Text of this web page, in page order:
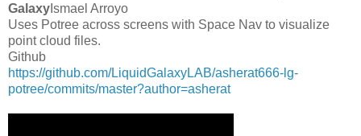
Galaxy Ismael Arroyo
Uses Potree across screens with Space Nav to visualize
point cloud files.
Github
https://github.com/LiquidGalaxyLAB/asherat666-lg-
potree/commits/master?author=asherat